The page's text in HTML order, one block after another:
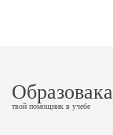
Образовака
твой помощник в учебе